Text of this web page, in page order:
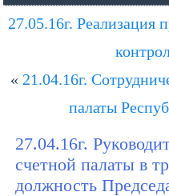
27.05.16г. Реализация
« 21.04.16г.
палаты
27.04.16г.
счетной палаты в
должность